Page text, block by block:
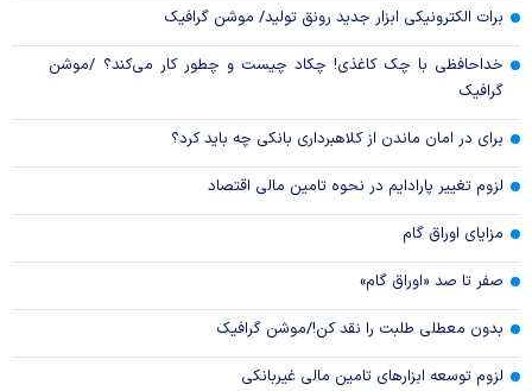
برات الکترونیکی ابزار جدید رونق تولید/ موشن گرافیک
خداحافظی با چک کاغذی! چکاد چیست و چطور کار می‌کند؟ /موشن
گرافیک
برای در امان ماندن از کلاهبرداری بانکی چه باید کرد؟
لزوم تغییر پارادایم در نحوه تامین مالی اقتصاد
مزایای اوراق گام
صفر تا صد «اوراق گام»
بدون معطلی طلبت را نقد کن!/موشن گرافیک
لزوم توسعه ابزارهای تامین مالی غیربانکی